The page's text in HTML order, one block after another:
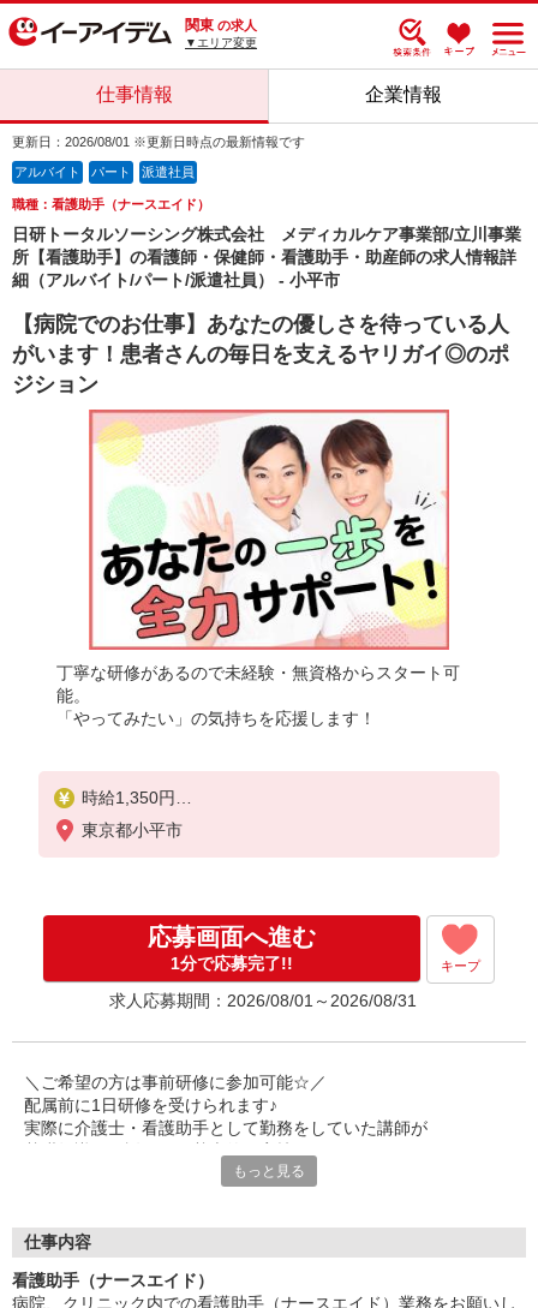
関東 の求人
▼エリア変更
仕事情報 企業情報
更新日：2026/08/01 ※更新日時点の最新情報です
アルバイト パート 派遣社員
職種：看護助手（ナースエイド）
日研トータルソーシング株式会社 メディカルケア事業部/立川事業
所【看護助手】の看護師・保健師・看護助手・助産師の求人情報詳
細（アルバイト/パート/派遣社員） - 小平市
【病院でのお仕事】あなたの優しさを待っている人
がいます！患者さんの毎日を支えるヤリガイ◎のポ
ジション
丁寧な研修があるので未経験・無資格からスタート可
能。
「やってみたい」の気持ちを応援します！
時給1,350円
★週払いOK（規定あり）
東京都小平市
応募画面へ進む
1分で応募完了!! キープ
求人応募期間：2026/08/01～2026/08/31
＼ご希望の方は事前研修に参加可能☆／
配属前に1日研修を受けられます♪
実際に介護士・看護助手として勤務をしていた講師が
※時給：1,226円＋交通費（社内規定あり）支給あり
12-14）
誰かを支えたり、信頼関係を築いたり、
もっと見る
仕事内容
看護助手（ナースエイド）
病院、クリニック内での看護助手（ナースエイド）業務をお願いし